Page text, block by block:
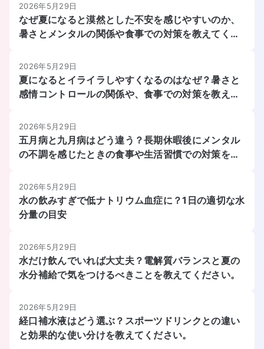
2026年5月29日
なぜ夏になると漠然とした不安を感じやすいのか、
暑さとメンタルの関係や食事での対策を教えてくだ
2026年5月29日
夏になるとイライラしやすくなるのはなぜ？暑さと
感情コントロールの関係や、食事での対策を教えて
2026年5月29日
五月病と九月病はどう違う？長期休暇後にメンタル
の不調を感じたときの食事や生活習慣での対策を教
2026年5月29日
水の飲みすぎで低ナトリウム血症に？1日の適切な水
分量の目安
2026年5月29日
水だけ飲んでいれば大丈夫？電解質バランスと夏の
水分補給で気をつけるべきことを教えてください。
2026年5月29日
経口補水液はどう選ぶ？スポーツドリンクとの違い
と効果的な使い分けを教えてください。